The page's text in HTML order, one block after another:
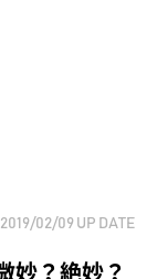
2019/02/09 UP DATE
妙？絶妙？